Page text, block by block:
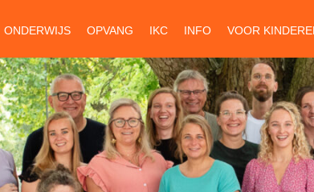
ONDERWIJS OPVANG IKC INFO VOOR